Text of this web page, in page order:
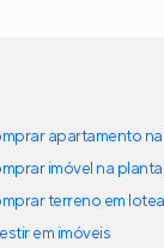
apartamento
imóvel na planta
terreno em
em imóveis